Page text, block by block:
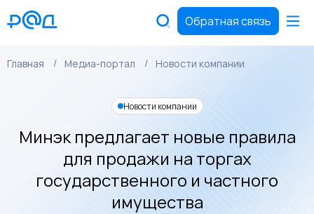
Обратная связь
Главная Медиа-портал Новости компании
Новости компании
Минэк предлагает новые правила
для продажи на торгах
государственного и частного
имущества